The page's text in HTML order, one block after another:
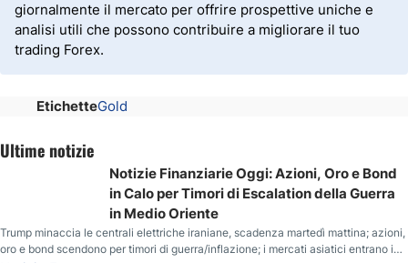
giornalmente il mercato per offrire prospettive uniche e
analisi utili che possono contribuire a migliorare il tuo
trading Forex.
EtichetteGold
Ultime notizie
Notizie Finanziarie Oggi: Azioni, Oro e Bond
in Calo per Timori di Escalation della Guerra
in Medio Oriente
Trump minaccia le centrali elettriche iraniane, scadenza martedì mattina; azioni,
oro e bond scendono per timori di guerra/inflazione; i mercati asiatici entrano in